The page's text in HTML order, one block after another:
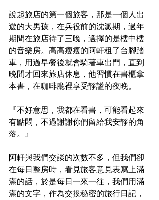
說起旅店的第一個旅客，那是一個人出
遊的大男孩，在兵役前的沈澱期，過年
期間在旅店待了三晚，選擇的是樓中樓
的音樂房。高高瘦瘦的阿軒租了台腳踏
車，用過早餐後就會騎著車出門，直到
晚間才回來旅店休息，他習慣在書櫃拿
本書，在咖啡廳裡享受靜謐的夜晚。
『不好意思，我都在看書，可能看起來
有點悶，不過謝謝你們留給我安靜的角
落。』
阿軒與我們交談的次數不多，但我們卻
在每日整房時，看見旅客意見表寫上滿
滿的話，於是每日一來一往，我們用滿
滿的文字，作為交換秘密的旅行日記，